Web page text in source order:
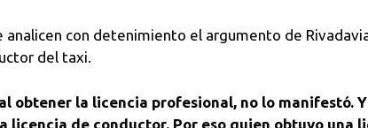
analicen con detenimiento el argumento de
del taxi.
obtener la licencia profesional, no lo manifestó.
licencia de conductor. Por eso quien obtuvo